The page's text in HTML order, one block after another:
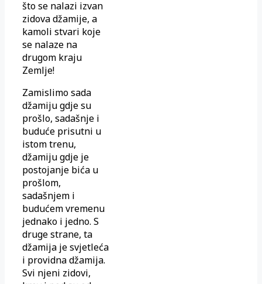
što se nalazi izvan
zidova džamije, a
kamoli stvari koje
se nalaze na
drugom kraju
Zemlje!
Zamislimo sada
džamiju gdje su
prošlo, sadašnje i
buduće prisutni u
istom trenu,
džamiju gdje je
postojanje bića u
prošlom,
sadašnjem i
budućem vremenu
jednako i jedno. S
druge strane, ta
džamija je svjetleća
i providna džamija.
Svi njeni zidovi,